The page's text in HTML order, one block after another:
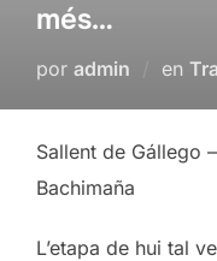
més…
por admin en
Sallent de Gállego
Bachimaña
L’etapa de hui tal